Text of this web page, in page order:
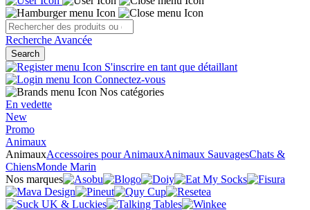
Recherche Avancée
Search
S'inscrire en tant que détaillant
Connectez-vous
Nos catégories
En vedette
New
Promo
Animaux
AnimauxAccessoires pour AnimauxAnimaux SauvagesChats &
ChiensMonde Marin
Nos marques